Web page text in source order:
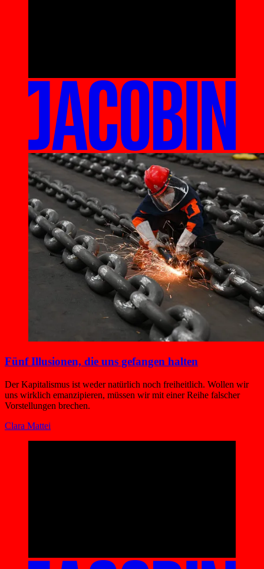
Fünf Illusionen, die uns gefangen halten
Der Kapitalismus ist weder natürlich noch freiheitlich. Wollen wir
uns wirklich emanzipieren, müssen wir mit einer Reihe falscher
Vorstellungen brechen.
Clara Mattei